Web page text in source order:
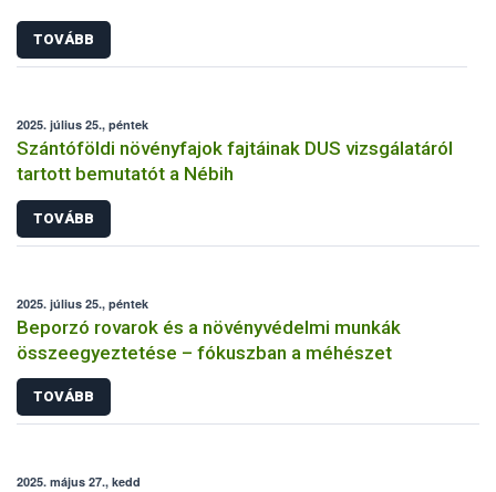
TOVÁBB
2025. július 25., péntek
Szántóföldi növényfajok fajtáinak DUS vizsgálatáról
tartott bemutatót a Nébih
TOVÁBB
2025. július 25., péntek
Beporzó rovarok és a növényvédelmi munkák
összeegyeztetése – fókuszban a méhészet
TOVÁBB
2025. május 27., kedd